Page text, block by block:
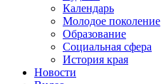
Календарь
Молодое поколение
Образование
Социальная сфера
История края
Новости